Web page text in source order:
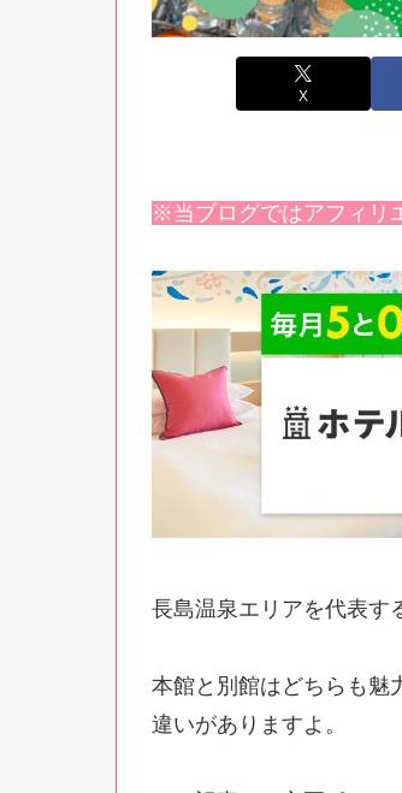
X
※当ブログではアフィリ
長島温泉エリアを代表す
本館と別館はどちらも魅
違いがありますよ。